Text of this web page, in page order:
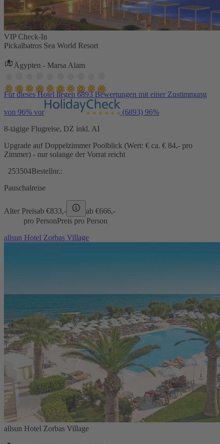
VIP Check-In
Pickalbatros Sea World Resort
Ägypten - Marsa Alam
Für dieses Hotel liegen 6893 Bewertungen mit einer Zustimmung
von 96% vor (6893) 96%
8-tägige Flugreise, DZ inkl. AI
Upgrade auf Doppelzimmer Poolblick (Wert: € ca. € 84,- pro
Zimmer) - nur solange der Vorrat reicht
253504Bestellnr.:
Pauschalreise
Alter Preisab €833,- ab €666,-
pro PersonPreis pro Person
allsun Hotel Zorbas Village
allsun Hotel Zorbas Village